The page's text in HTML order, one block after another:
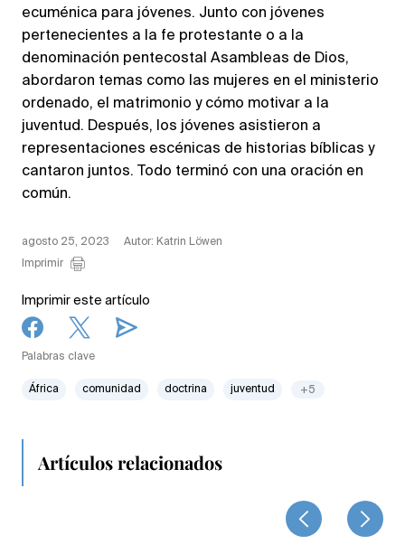
ecuménica para jóvenes. Junto con jóvenes
pertenecientes a la fe protestante o a la
denominación pentecostal Asambleas de Dios,
abordaron temas como las mujeres en el ministerio
ordenado, el matrimonio y cómo motivar a la
juventud. Después, los jóvenes asistieron a
representaciones escénicas de historias bíblicas y
cantaron juntos. Todo terminó con una oración en
común.
agosto 25, 2023
Autor: Katrin Löwen
Imprimir
Imprimir este artículo
Palabras clave
África comunidad doctrina juventud +5
Artículos relacionados